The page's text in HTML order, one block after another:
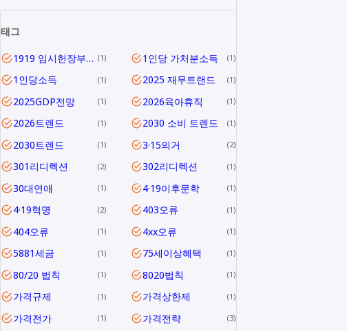
태그
1919 임시헌장부터 헌법 제1조까지 1 1인당 가처분소득 1
1인당소득 1 2025 재무트랜드 1
2025GDP전망 1 2026육아휴직 1
2026트렌드 1 2030 소비 트렌드 1
2030트렌드 1 3·15의거 2
301리디렉션 2 302리디렉션 1
30대연애 1 4·19이후문학 1
4·19혁명 2 403오류 1
404오류 1 4xx오류 1
5881세금 1 75세이상혜택 1
80/20 법칙 1 8020법칙 1
가격규제 1 가격상한제 1
가격전가 1 가격전략 3